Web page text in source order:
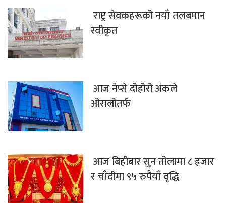
राष्ट्र सेवकहरूको नयाँ तलबमान
स्वीकृत
आज नेप्से दोहोरो अंकले
ओरालोतर्फ
आज बिहीबार सुन तोलामा ८ हजार
र चाँदीमा ९५ रुपैयाँ वृद्धि